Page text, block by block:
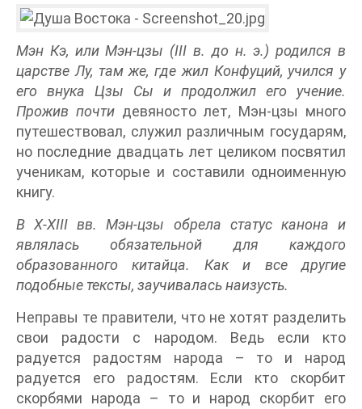
Мэн Кэ, или Мэн-цзы (III в. до н. э.) родился в
царстве Лу, там же, где жил Конфуций, учился у
его внука Цзы Сы и продолжил его учение.
Прожив почти девяносто лет, Мэн-цзы много
путешествовал, служил различным государям,
но последние двадцать лет целиком посвятил
ученикам, которые и составили одноименную
книгу.
В X-XIII вв. Мэн-цзы обрела статус канона и
являлась обязательной для каждого
образованного китайца. Как и все другие
подобные тексты, заучивалась наизусть.
Неправы те правители, что не хотят разделить
свои радости с народом. Ведь если кто
радуется радостям народа – то и народ
радуется его радостям. Если кто скорбит
скорбями народа – то и народ скорбит его